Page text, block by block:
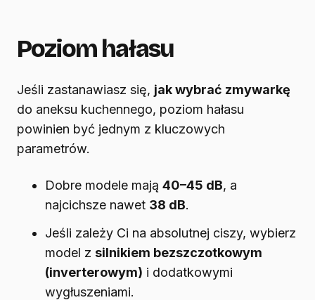
Poziom hałasu
Jeśli zastanawiasz się, jak wybrać zmywarkę
do aneksu kuchennego, poziom hałasu
powinien być jednym z kluczowych
parametrów.
Dobre modele mają 40–45 dB, a
najcichsze nawet 38 dB.
Jeśli zależy Ci na absolutnej ciszy, wybierz
model z silnikiem bezszczotkowym
(inverterowym) i dodatkowymi
wygłuszeniami.